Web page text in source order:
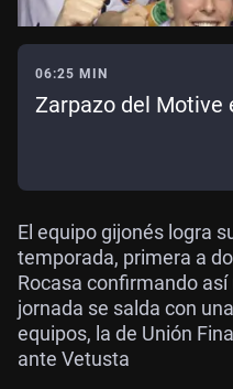
06:25 MIN
Zarpazo del Motive
El equipo gijonés logra
temporada, primera a
Rocasa confirmando
jornada se salda con
equipos, la de Unión
ante Vetusta